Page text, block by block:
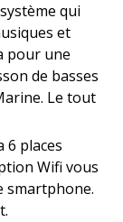
qui
et
pour une
de basses
Le tout
places
Wifi vous
smartphone.